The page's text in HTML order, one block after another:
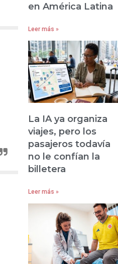
en América Latina
Leer más »
La IA ya organiza
viajes, pero los
pasajeros todavía
no le confían la
billetera
Leer más »